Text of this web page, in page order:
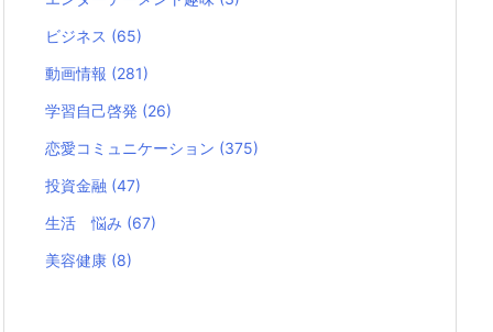
ビジネス (65)
動画情報 (281)
学習自己啓発 (26)
恋愛コミュニケーション (375)
投資金融 (47)
生活 悩み (67)
美容健康 (8)